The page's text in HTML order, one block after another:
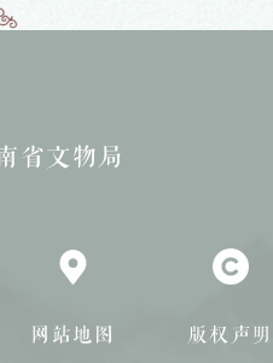
省文物局
网站地图 版权声明